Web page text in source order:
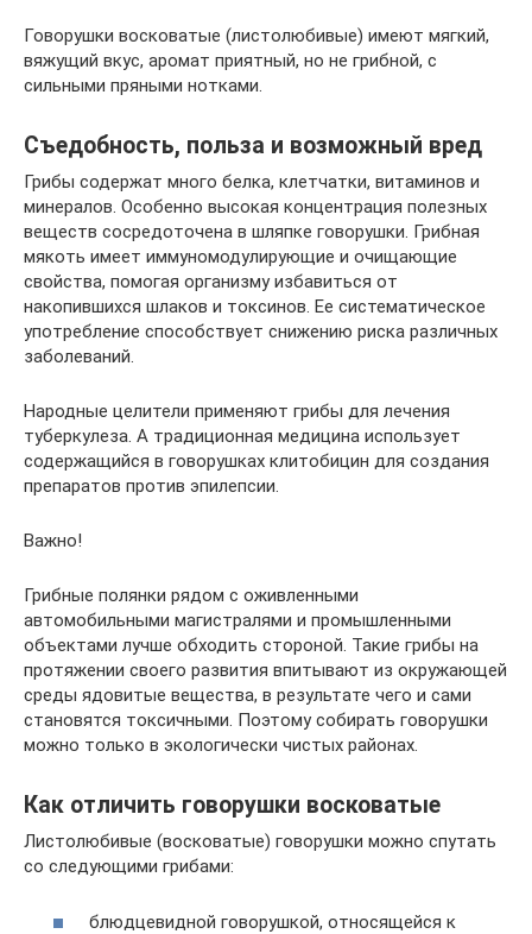
Говорушки восковатые (листолюбивые) имеют мягкий,
вяжущий вкус, аромат приятный, но не грибной, с
сильными пряными нотками.
Съедобность, польза и возможный вред
Грибы содержат много белка, клетчатки, витаминов и
минералов. Особенно высокая концентрация полезных
веществ сосредоточена в шляпке говорушки. Грибная
мякоть имеет иммуномодулирующие и очищающие
свойства, помогая организму избавиться от
накопившихся шлаков и токсинов. Ее систематическое
употребление способствует снижению риска различных
заболеваний.
Народные целители применяют грибы для лечения
туберкулеза. А традиционная медицина использует
содержащийся в говорушках клитобицин для создания
препаратов против эпилепсии.
Важно!
Грибные полянки рядом с оживленными
автомобильными магистралями и промышленными
объектами лучше обходить стороной. Такие грибы на
протяжении своего развития впитывают из окружающей
среды ядовитые вещества, в результате чего и сами
становятся токсичными. Поэтому собирать говорушки
можно только в экологически чистых районах.
Как отличить говорушки восковатые
Листолюбивые (восковатые) говорушки можно спутать
со следующими грибами:
блюдцевидной говорушкой, относящейся к